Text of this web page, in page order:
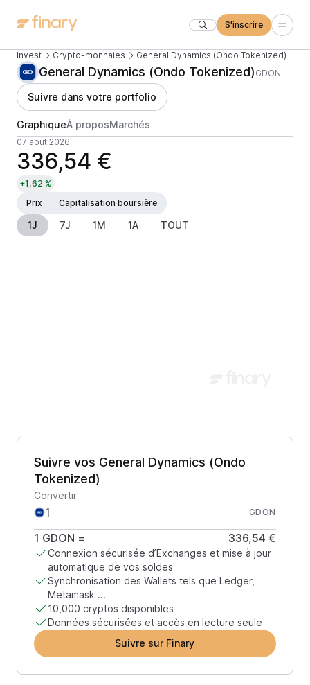
S'inscrire
Invest Crypto-monnaies General Dynamics (Ondo Tokenized)
General Dynamics (Ondo Tokenized) GDON
Suivre dans votre portfolio
GraphiqueÀ proposMarchés
07 août 2026
336,54 €
+1,62 %
Prix
Capitalisation boursière
1J 7J 1M 1A TOUT
Suivre vos General Dynamics (Ondo
Tokenized)
Convertir
GDON
1 GDON = 336,54 €
Connexion sécurisée d’Exchanges et mise à jour
automatique de vos soldes
Synchronisation des Wallets tels que Ledger,
Metamask ...
10,000 cryptos disponibles
Données sécurisées et accès en lecture seule
Suivre sur Finary